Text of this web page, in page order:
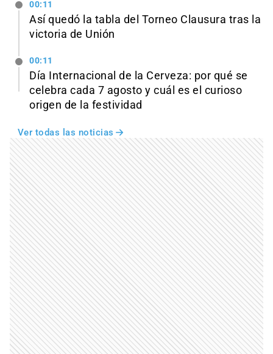
00:11
Así quedó la tabla del Torneo Clausura tras la
victoria de Unión
00:11
Día Internacional de la Cerveza: por qué se
celebra cada 7 agosto y cuál es el curioso
origen de la festividad
Ver todas las noticias